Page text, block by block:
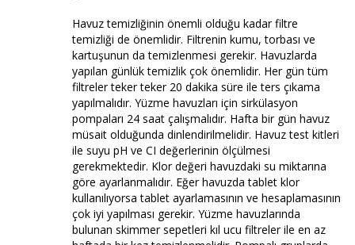
Havuz temizliğinin önemli olduğu kadar filtre
temizliği de önemlidir. Filtrenin kumu, torbası ve
kartuşunun da temizlenmesi gerekir. Havuzlarda
yapılan günlük temizlik çok önemlidir. Her gün tüm
filtreler teker teker 20 dakika süre ile ters çıkama
yapılmalıdır. Yüzme havuzları için sirkülasyon
pompaları 24 saat çalışmalıdır. Hafta bir gün havuz
müsait olduğunda dinlendirilmelidir. Havuz test kitleri
ile suyu pH ve CI değerlerinin ölçülmesi
gerekmektedir. Klor değeri havuzdaki su miktarına
göre ayarlanmalıdır. Eğer havuzda tablet klor
kullanılıyorsa tablet ayarlamasının ve hesaplamasının
çok iyi yapılması gerekir. Yüzme havuzlarında
bulunan skimmer sepetleri kıl ucu filtreler ile en az